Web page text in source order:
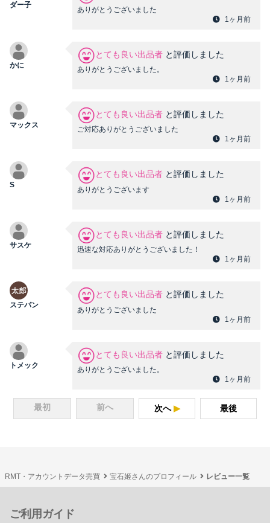
ダー子
ありがとうございました
1ヶ月前
かに
とても良い出品者 と評価しました
ありがとうございました。
1ヶ月前
マックス
とても良い出品者 と評価しました
ご対応ありがとうございました
1ヶ月前
S
とても良い出品者 と評価しました
ありがとうございます
1ヶ月前
サスケ
とても良い出品者 と評価しました
迅速な対応ありがとうございました！
1ヶ月前
ステパン
とても良い出品者 と評価しました
ありがとうございました
1ヶ月前
トメック
とても良い出品者 と評価しました
ありがとうございました。
1ヶ月前
最初 前へ 次へ 最後
RMT・アカウントデータ売買 宝石姬さんのプロフィール レビュー一覧
ご利用ガイド